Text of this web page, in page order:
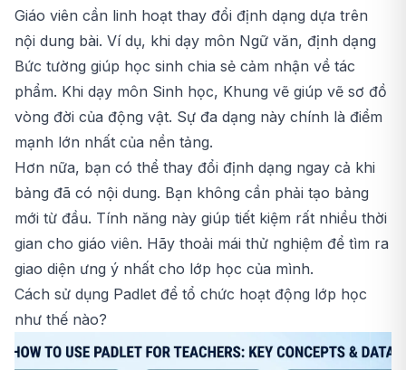
Giáo viên cần linh hoạt thay đổi định dạng dựa trên
nội dung bài. Ví dụ, khi dạy môn Ngữ văn, định dạng
Bức tường giúp học sinh chia sẻ cảm nhận về tác
phẩm. Khi dạy môn Sinh học, Khung vẽ giúp vẽ sơ đồ
vòng đời của động vật. Sự đa dạng này chính là điểm
mạnh lớn nhất của nền tảng.
Hơn nữa, bạn có thể thay đổi định dạng ngay cả khi
bảng đã có nội dung. Bạn không cần phải tạo bảng
mới từ đầu. Tính năng này giúp tiết kiệm rất nhiều thời
gian cho giáo viên. Hãy thoải mái thử nghiệm để tìm ra
giao diện ưng ý nhất cho lớp học của mình.
Cách sử dụng Padlet để tổ chức hoạt động lớp học
như thế nào?